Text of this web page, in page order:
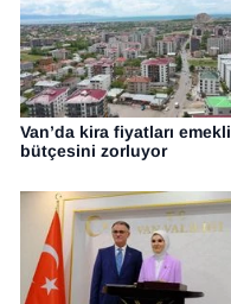
Van’da kira fiyatları emekli
bütçesini zorluyor